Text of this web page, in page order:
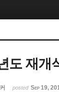
도 재개
posted Sep 19,